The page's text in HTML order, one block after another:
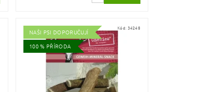
NAŠI PSI DOPORUČUJÍ
100 % PŘÍRODA
Kód: 34248